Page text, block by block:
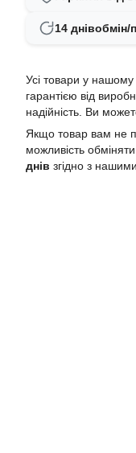
14 днівобмін/
Усі товари у нашому
гарантією від
надійність. Ви
Якщо товар вам не
можливість
днів згідно з нашими